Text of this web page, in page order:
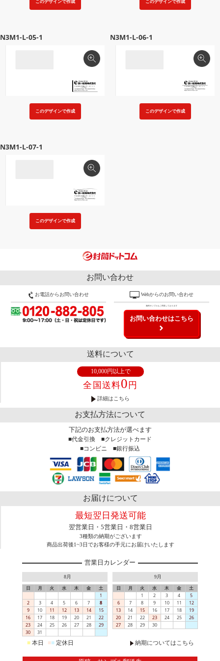
このデザインで作成 このデザインで作成
N3M1-L-05-1
このデザインで作成
N3M1-L-06-1
このデザインで作成
N3M1-L-07-1
このデザインで作成
お問い合わせ
お電話からお問い合わせ Webからのお問い合わせ
無料サンプルもご用意しております
お問い合わせはこちら
送料について
10,000円以上で
全国送料0 円
詳細はこちら
お支払方法について
下記のお支払方法が選べます
■代金引換 ■クレジットカード
■コンビニ ■銀行振込
お届けについて
最短翌日発送可能
翌営業日・5営業日・8営業日
3種類の納期がございます
商品出荷後1~3日でお客様の手元にお届けいたします
営業日カレンダー
8月
日 月 火 水 木 金
土
1
2
3 4 5 6 7
8
9
10 11 12 13 14
15
16
17 18 19 20 21
22
23
24 25 26 27 28
29
30
31
9月
日 月 火 水 木 金
土
1
2 3 4
5
6
7 8 9 10 11
12
13
14 15 16 17 18
19
20
21 22 23 24 25
26
27
28 29 30
■ 本日 ■■ 定休日 納期についてはこちら